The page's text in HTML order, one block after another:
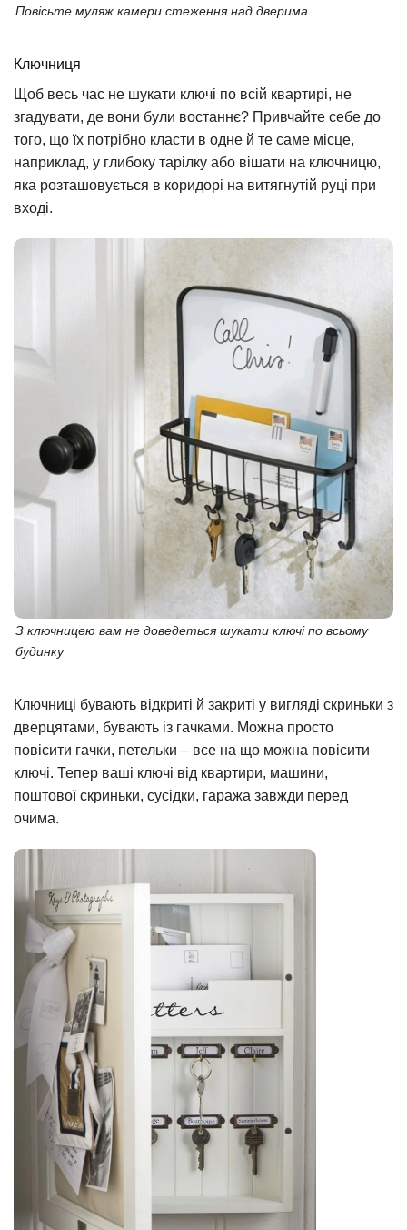
Повісьте муляж камери стеження над дверима
Ключниця
Щоб весь час не шукати ключі по всій квартирі, не
згадувати, де вони були востаннє? Привчайте себе до
того, що їх потрібно класти в одне й те саме місце,
наприклад, у глибоку тарілку або вішати на ключницю,
яка розташовується в коридорі на витягнутій руці при
вході.
З ключницею вам не доведеться шукати ключі по всьому
будинку
Ключниці бувають відкриті й закриті у вигляді скриньки з
дверцятами, бувають із гачками. Можна просто
повісити гачки, петельки – все на що можна повісити
ключі. Тепер ваші ключі від квартири, машини,
поштової скриньки, сусідки, гаража завжди перед
очима.